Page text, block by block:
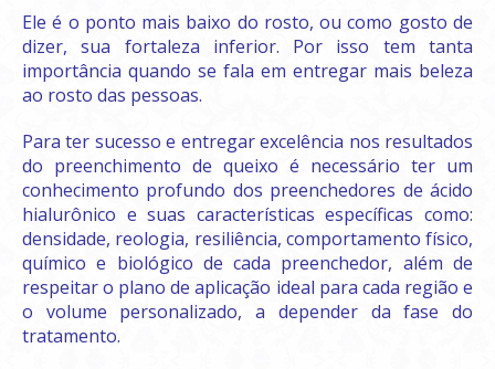
Ele é o ponto mais baixo do rosto, ou como gosto de
dizer, sua fortaleza inferior. Por isso tem tanta
importância quando se fala em entregar mais beleza
ao rosto das pessoas.
Para ter sucesso e entregar excelência nos resultados
do preenchimento de queixo é necessário ter um
conhecimento profundo dos preenchedores de ácido
hialurônico e suas características específicas como:
densidade, reologia, resiliência, comportamento físico,
químico e biológico de cada preenchedor, além de
respeitar o plano de aplicação ideal para cada região e
o volume personalizado, a depender da fase do
tratamento.